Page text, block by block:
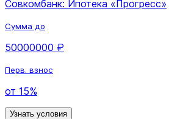
Совкомбанк: Ипотека «Прогресс»
Сумма до
50000000 ₽
Перв. взнос
от 15%
Узнать условия